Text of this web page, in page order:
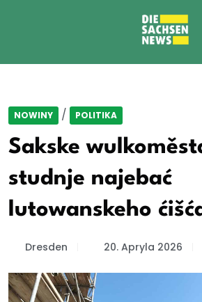
NOWINY / POLITIKA
Sakske
studnje najebać
lutowanskeho
Dresden 20. Apryla 2026